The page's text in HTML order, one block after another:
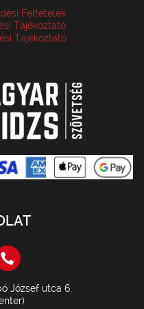
Feltételek
Tájékoztató
Tájékoztató
József utca 6.